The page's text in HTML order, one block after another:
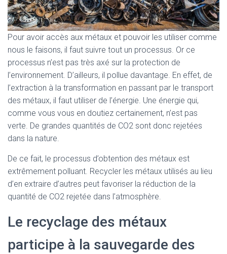
Pour avoir accès aux métaux et pouvoir les utiliser comme
nous le faisons, il faut suivre tout un processus. Or ce
processus n’est pas très axé sur la protection de
l’environnement. D’ailleurs, il pollue davantage. En effet, de
l’extraction à la transformation en passant par le transport
des métaux, il faut utiliser de l’énergie. Une énergie qui,
comme vous vous en doutiez certainement, n’est pas
verte. De grandes quantités de CO2 sont donc rejetées
dans la nature.
De ce fait, le processus d’obtention des métaux est
extrêmement polluant. Recycler les métaux utilisés au lieu
d’en extraire d’autres peut favoriser la réduction de la
quantité de CO2 rejetée dans l’atmosphère.
Le recyclage des métaux
participe à la sauvegarde des